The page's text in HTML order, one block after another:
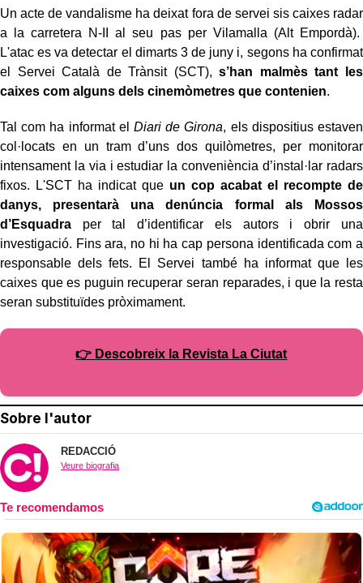
Un acte de vandalisme ha deixat fora de servei sis caixes radar
a la carretera N-II al seu pas per Vilamalla (Alt Empordà).
L'atac es va detectar el dimarts 3 de juny i, segons ha confirmat
el Servei Català de Trànsit (SCT),s’han malmès tant les
caixes com alguns dels cinemòmetres que contenien.
Tal com ha informat el Diari de Girona, els dispositius estaven
col·locats en un tram d’uns dos quilòmetres, per monitorar
intensament la via i estudiar la conveniència d’instal·lar radars
fixos. L'SCT ha indicat que un cop acabat el recompte de
danys, presentarà una denúncia formal als Mossos
d’Esquadra per tal d’identificar els autors i obrir una
investigació. Fins ara, no hi ha cap persona identificada com a
responsable dels fets. El Servei també ha informat que les
caixes que es puguin recuperar seran reparades, i que la resta
seran substituïdes pròximament.
👉 Descobreix la Revista La Ciutat
Sobre l'autor
REDACCIÓ
Veure biografia